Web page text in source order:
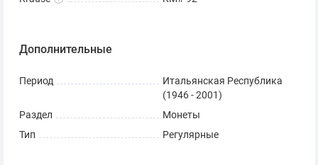
Дополнительные
Период
Итальянская Республика
(1946 - 2001)
Раздел
Монеты
Тип
Регулярные